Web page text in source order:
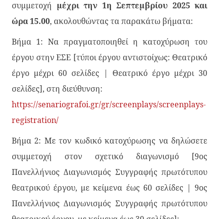
συμμετοχή μέχρι την 1η Σεπτεμβρίου 2025 και
ώρα 15.00, ακολουθώντας τα παρακάτω βήματα:
Βήμα 1: Να πραγματοποιηθεί η κατοχύρωση του
έργου στην ΕΣΕ [τύποι έργου αντιστοίχως: Θεατρικό
έργο μέχρι 60 σελίδες | Θεατρικό έργο μέχρι 30
σελίδες], στη διεύθυνση:
https://senariografoi.gr/gr/screenplays/screenplays-
registration/
Βήμα 2: Με τον κωδικό κατοχύρωσης να δηλώσετε
συμμετοχή στον σχετικό διαγωνισμό [9ος
Πανελλήνιος Διαγωνισμός Συγγραφής πρωτότυπου
θεατρικού έργου, με κείμενα έως 60 σελίδες | 9ος
Πανελλήνιος Διαγωνισμός Συγγραφής πρωτότυπου